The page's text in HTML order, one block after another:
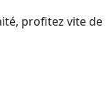
profitez vite de